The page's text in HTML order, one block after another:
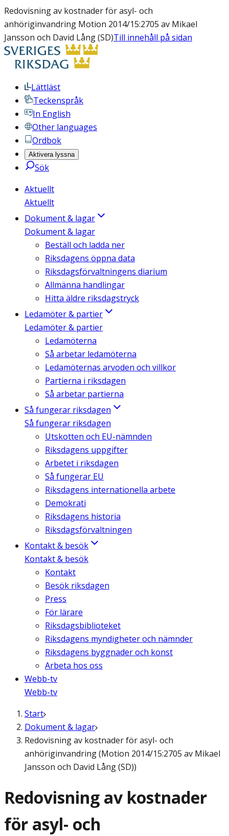
Redovisning av kostnader för asyl- och
anhöriginvandring Motion 2014/15:2705 av Mikael
Jansson och David Lång (SD)Till innehåll på sidan
Lättläst
Teckenspråk
In English
Other languages
Ordbok
Aktivera lyssna
Sök
Aktuellt
Aktuellt
Dokument & lagar
Dokument & lagar
Beställ och ladda ner
Riksdagens öppna data
Riksdagsförvaltningens diarium
Allmänna handlingar
Hitta äldre riksdagstryck
Ledamöter & partier
Ledamöter & partier
Ledamöterna
Så arbetar ledamöterna
Ledamöternas arvoden och villkor
Partierna i riksdagen
Så arbetar partierna
Så fungerar riksdagen
Så fungerar riksdagen
Utskotten och EU-nämnden
Riksdagens uppgifter
Arbetet i riksdagen
Så fungerar EU
Riksdagens internationella arbete
Demokrati
Riksdagens historia
Riksdagsförvaltningen
Kontakt & besök
Kontakt & besök
Kontakt
Besök riksdagen
Press
För lärare
Riksdagsbiblioteket
Riksdagens myndigheter och nämnder
Riksdagens byggnader och konst
Arbeta hos oss
Webb-tv
Webb-tv
Start
Dokument & lagar
Redovisning av kostnader för asyl- och
anhöriginvandring (Motion 2014/15:2705 av Mikael
Jansson och David Lång (SD))
Redovisning av kostnader
för asyl- och